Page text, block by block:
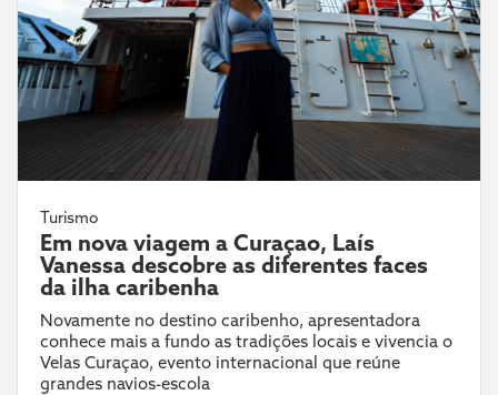
Turismo
Em nova viagem a Curaçao, Laís
Vanessa descobre as diferentes faces
da ilha caribenha
Novamente no destino caribenho, apresentadora
conhece mais a fundo as tradições locais e vivencia o
Velas Curaçao, evento internacional que reúne
grandes navios-escola